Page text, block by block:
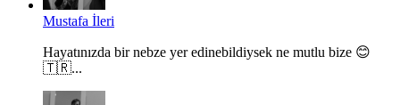
Mustafa İleri
Hayatınızda bir nebze yer edinebildiysek ne mutlu bize 😊
🇹🇷...